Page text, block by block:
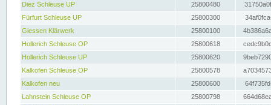
Diez Schleuse UP
25800480
Fürfurt Schleuse UP
25800300
Giessen Klärwerk
25800100
Hollerich Schleuse OP
25800618
Hollerich Schleuse UP
25800620
Kalkofen Schleuse OP
25800578
Kalkofen neu
25800600
Lahnstein Schleuse OP
25800798